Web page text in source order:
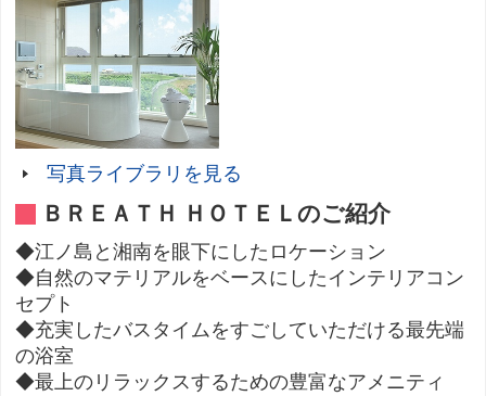
写真ライブラリを見る
ＢＲＥＡＴＨ ＨＯＴＥＬのご紹介
◆江ノ島と湘南を眼下にしたロケーション
◆自然のマテリアルをベースにしたインテリアコン
セプト
◆充実したバスタイムをすごしていただける最先端
の浴室
◆最上のリラックスするための豊富なアメニティ